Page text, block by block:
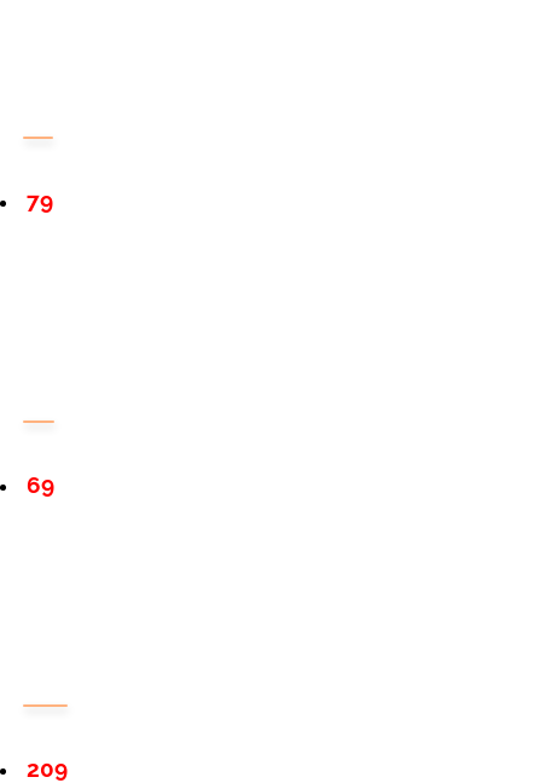
79
69
209